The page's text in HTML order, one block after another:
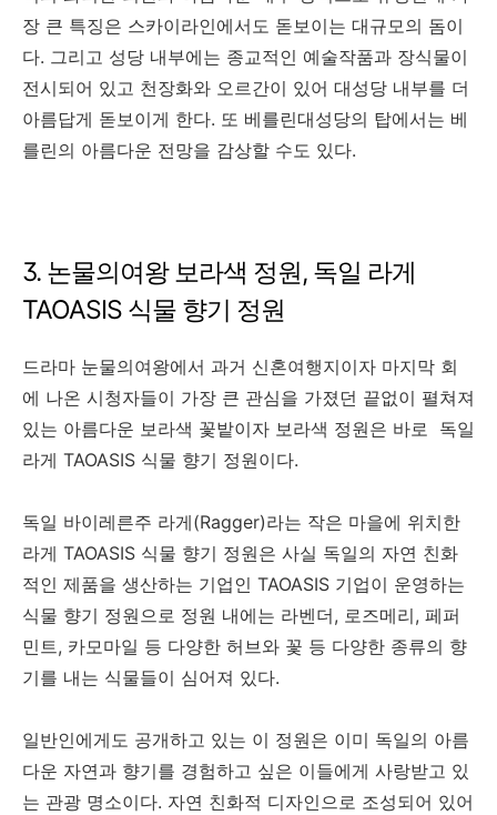
장 큰 특징은 스카이라인에서도 돋보이는 대규모의 돔이
다. 그리고 성당 내부에는 종교적인 예술작품과 장식물이
전시되어 있고 천장화와 오르간이 있어 대성당 내부를 더
아름답게 돋보이게 한다. 또 베를린대성당의 탑에서는 베
를린의 아름다운 전망을 감상할 수도 있다.
3. 논물의여왕 보라색 정원, 독일 라게
TAOASIS 식물 향기 정원
드라마 눈물의여왕에서 과거 신혼여행지이자 마지막 회
에 나온 시청자들이 가장 큰 관심을 가졌던 끝없이 펼쳐져
있는 아름다운 보라색 꽃밭이자 보라색 정원은 바로 독일
라게 TAOASIS 식물 향기 정원이다.
독일 바이레른주 라게(Ragger)라는 작은 마을에 위치한
라게 TAOASIS 식물 향기 정원은 사실 독일의 자연 친화
적인 제품을 생산하는 기업인 TAOASIS 기업이 운영하는
식물 향기 정원으로 정원 내에는 라벤더, 로즈메리, 페퍼
민트, 카모마일 등 다양한 허브와 꽃 등 다양한 종류의 향
기를 내는 식물들이 심어져 있다.
일반인에게도 공개하고 있는 이 정원은 이미 독일의 아름
다운 자연과 향기를 경험하고 싶은 이들에게 사랑받고 있
는 관광 명소이다. 자연 친화적 디자인으로 조성되어 있어